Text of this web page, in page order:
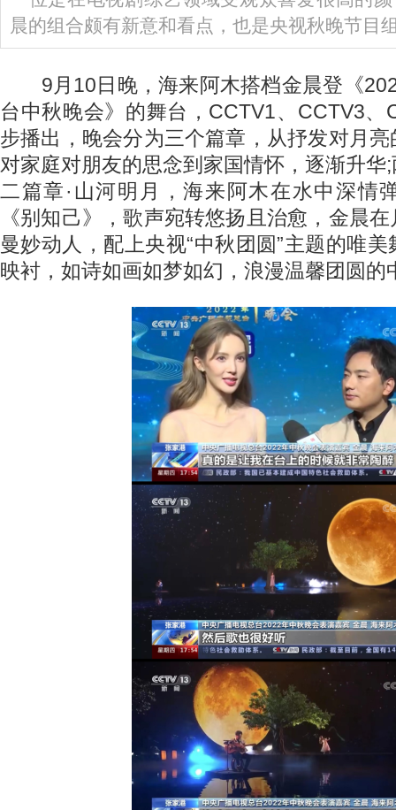
晨的组合颇有新意和看点，也是央视秋晚节目
9月10日晚，海来阿木搭档金晨登《
台中秋晚会》的舞台，CCTV1、CCTV3、
步播出，晚会分为三个篇章，从抒发对月
对家庭对朋友的思念到家国情怀，逐渐升华
二篇章·山河明月，海来阿木在水中深情
《别知己》，歌声宛转悠扬且治愈，金晨
曼妙动人，配上央视“中秋团圆”主题的唯
映衬，如诗如画如梦如幻，浪漫温馨团圆的